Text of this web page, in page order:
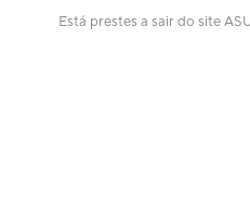
Está prestes a sair do site